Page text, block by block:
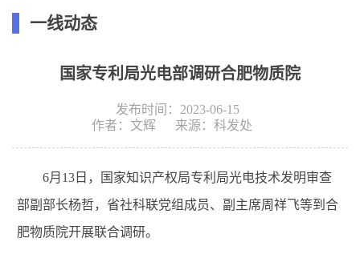
一线动态
国家专利局光电部调研合肥物质院
发布时间：2023-06-15
作者： 文辉 来源： 科发处
6月 13 日，国家知识产权局专利局光电技术发明审查
部副部长杨哲，省社科联党组成员、副主席周祥飞等到合
肥物质院开展联合调研。